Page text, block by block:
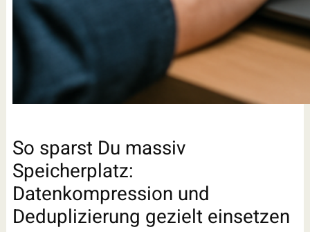
So sparst Du massiv
Speicherplatz:
Datenkompression und
Deduplizierung gezielt einsetzen